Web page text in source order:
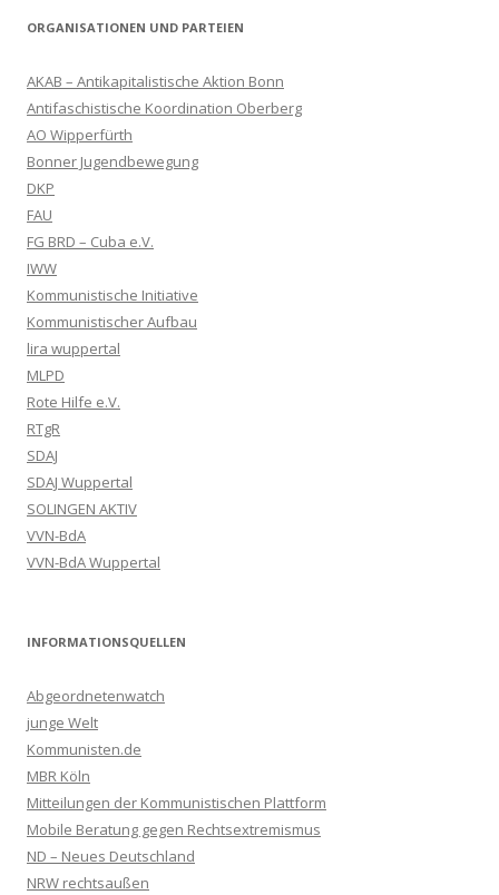
ORGANISATIONEN UND PARTEIEN
AKAB – Antikapitalistische Aktion Bonn
Antifaschistische Koordination Oberberg
AO Wipperfürth
Bonner Jugendbewegung
DKP
FAU
FG BRD – Cuba e.V.
IWW
Kommunistische Initiative
Kommunistischer Aufbau
lira wuppertal
MLPD
Rote Hilfe e.V.
RTgR
SDAJ
SDAJ Wuppertal
SOLINGEN AKTIV
VVN-BdA
VVN-BdA Wuppertal
INFORMATIONSQUELLEN
Abgeordnetenwatch
junge Welt
Kommunisten.de
MBR Köln
Mitteilungen der Kommunistischen Plattform
Mobile Beratung gegen Rechtsextremismus
ND – Neues Deutschland
NRW rechtsaußen